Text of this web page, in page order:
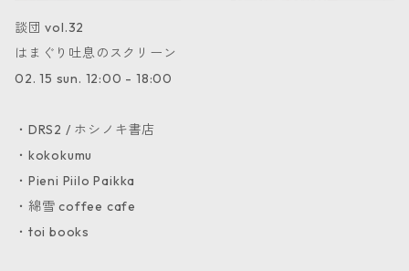
談団 vol.32
はまぐり吐息のスクリーン
02. 15 sun. 12:00 - 18:00
・DRS2 / ホシノキ書店
・kokokumu
・Pieni Piilo Paikka
・綿雪 coffee cafe
・toi books